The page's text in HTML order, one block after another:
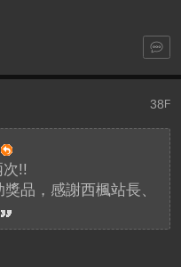
38F
!!
品，感謝西楓站長、